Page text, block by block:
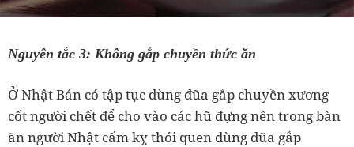
Nguyên tắc 3: Không gắp chuyền thức ăn
Ở Nhật Bản có tập tục dùng đũa gắp chuyền xương
cốt người chết để cho vào các hũ đựng nên trong bàn
ăn người Nhật cấm kỵ thói quen dùng đũa gắp